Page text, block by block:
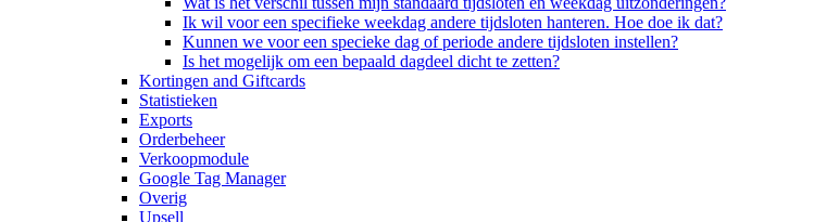
Ik wil voor een specifieke weekdag andere tijdsloten hanteren. Hoe doe ik dat?
Kunnen we voor een specieke dag of periode andere tijdsloten instellen?
Is het mogelijk om een bepaald dagdeel dicht te zetten?
Kortingen and Giftcards
Statistieken
Exports
Orderbeheer
Verkoopmodule
Google Tag Manager
Overig
Upsell